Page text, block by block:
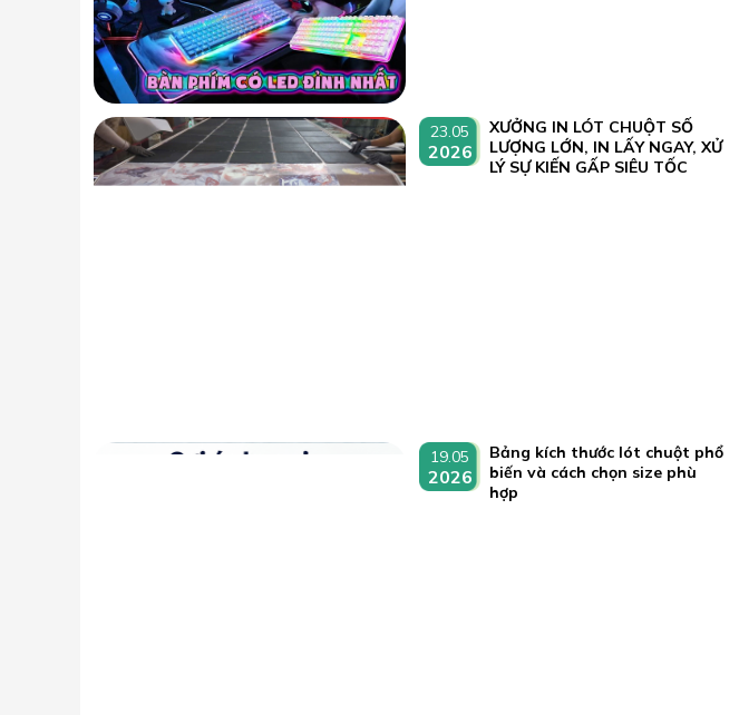
23.05
2026
XƯỞNG IN LÓT CHUỘT SỐ
LƯỢNG LỚN, IN LẤY NGAY, XỬ
LÝ SỰ KIẾN GẤP SIÊU TỐC
19.05
2026
Bảng kích thước lót chuột phổ
biến và cách chọn size phù
hợp